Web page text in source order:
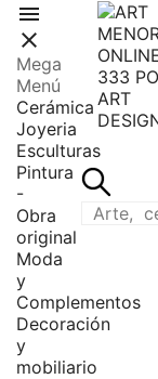


Mega
Menú
Cerámica
Joyeria
Esculturas
Pintura
-
Obra
original
Moda
y
Complementos
Decoración
y
mobiliario